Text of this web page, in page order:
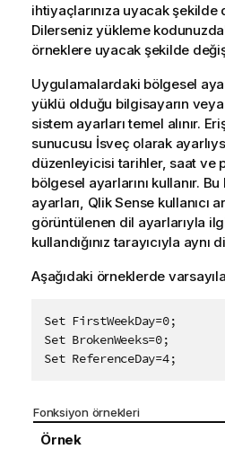
ihtiyaçlarınıza uyacak
Dilerseniz yükleme
örneklere uyacak şekilde
Uygulamalardaki bölgesel
yüklü olduğu bilgisayarın
sistem ayarları temel alınır.
sunucusu İsveç olarak
düzenleyicisi tarihler, saat ve
bölgesel ayarlarını kullanır.
ayarları, Qlik Sense kullanıcı
görüntülenen dil ayarlarıyla
kullandığınız tarayıcıyla
Aşağıdaki örneklerde
Set FirstWeekDay=0;
Set BrokenWeeks=0;
Set ReferenceDay=4;
Fonksiyon örnekleri
Örnek